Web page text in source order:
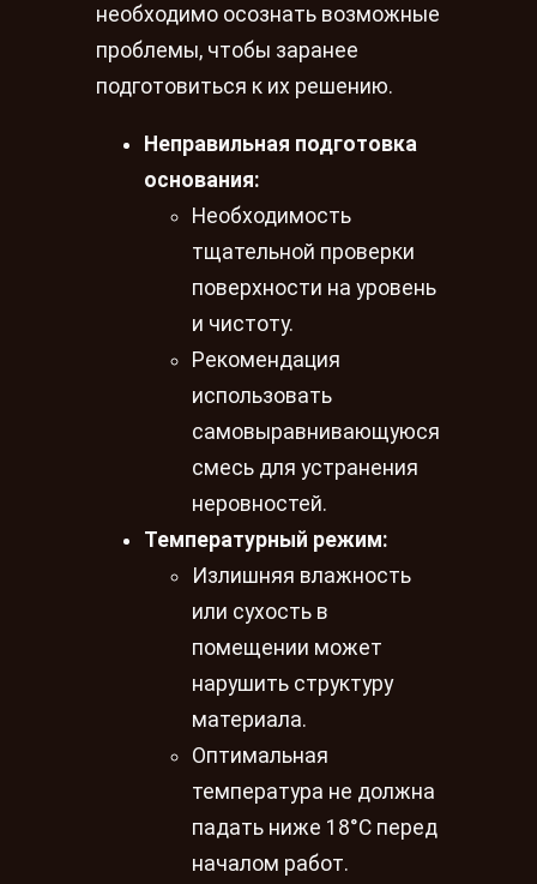
необходимо осознать возможные
проблемы, чтобы заранее
подготовиться к их решению.
Неправильная подготовка
основания:
Необходимость
тщательной проверки
поверхности на уровень
и чистоту.
Рекомендация
использовать
самовыравнивающуюся
смесь для устранения
неровностей.
Температурный режим:
Излишняя влажность
или сухость в
помещении может
нарушить структуру
материала.
Оптимальная
температура не должна
падать ниже 18°C перед
началом работ.